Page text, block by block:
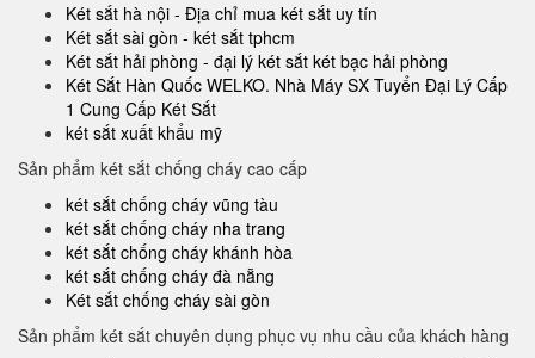
Két sắt hà nội - Địa chỉ mua két sắt uy tín
Két sắt sài gòn - két sắt tphcm
Két sắt hải phòng - đại lý két sắt két bạc hải phòng
Két Sắt Hàn Quốc WELKO. Nhà Máy SX Tuyển Đại Lý Cấp
1 Cung Cấp Két Sắt
két sắt xuất khẩu mỹ
Sản phẩm két sắt chống cháy cao cấp
két sắt chống cháy vũng tàu
két sắt chống cháy nha trang
két sắt chống cháy khánh hòa
két sắt chống cháy đà nẵng
Két sắt chống cháy sài gòn
Sản phẩm két sắt chuyên dụng phục vụ nhu cầu của khách hàng